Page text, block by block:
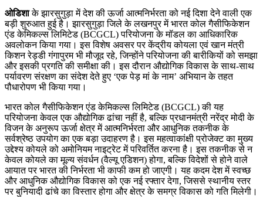
ओडिशाके झारसुगुड़ा में देश की ऊर्जा आत्मनिर्भरता को नई दिशा देने वाली एक
बड़ी शुरुआत हुई है। झारसुगुड़ा जिले के लखनपुर में भारत कोल गैसीफिकेशन
एंड केमिकल्स लिमिटेड (BCGCL) परियोजना के मॉडल का आधिकारिक
अवलोकन किया गया। इस विशेष अवसर पर केंद्रीय कोयला एवं खान मंत्री
किशन रेड्डी गंगापुरम भी मौजूद रहे, जिन्होंने परियोजना की बारीकियों को समझा
और इसकी प्रगति की समीक्षा की। इस दौरान औद्योगिक विकास के साथ-साथ
पर्यावरण संरक्षण का संदेश देते हुए ‘एक पेड़ मां के नाम’ अभियान के तहत
पौधारोपण भी किया गया।
भारत कोल गैसीफिकेशन एंड केमिकल्स लिमिटेड (BCGCL) की यह
परियोजना केवल एक औद्योगिक ढांचा नहीं है, बल्कि प्रधानमंत्री नरेंद्र मोदी के
विजन के अनुरूप ऊर्जा क्षेत्र में आत्मनिर्भरता और आधुनिक तकनीक के
सर्वश्रेष्ठ उपयोग का एक बड़ा उदाहरण है। इस महत्वाकांक्षी प्रोजेक्ट का मुख्य
उद्देश्य कोयले को अमोनियम नाइट्रेट में परिवर्तित करना है। इस तकनीक से न
केवल कोयले का मूल्य संवर्धन (वैल्यू एडिशन) होगा, बल्कि विदेशों से होने वाले
आयात पर भारत की निर्भरता भी काफी कम हो जाएगी। यह कदम देश में स्वच्छ
और आधुनिक औद्योगिक विकास को एक नई रफ्तार देगा, जिससे स्थानीय स्तर
पर बुनियादी ढांचे का विस्तार होगा और क्षेत्र के समग्र विकास को गति मिलेगी।